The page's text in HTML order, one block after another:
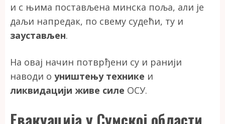
и с њима постављена минска поља, али је
даљи напредак, по свему судећи, ту и
заустављен.
На овај начин потврђени су и ранији
наводи о уништењу технике и
ликвидацији живе силе ОСУ.